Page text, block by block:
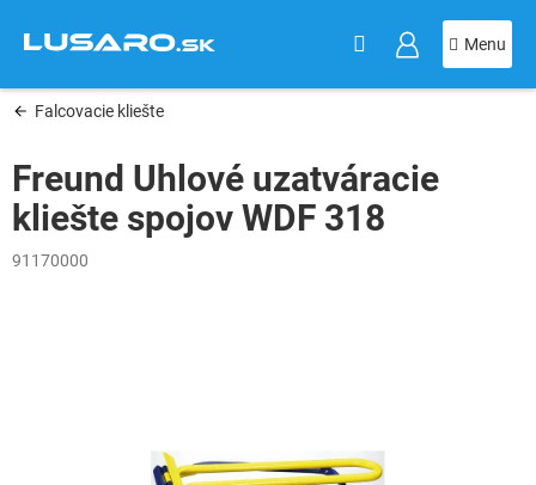
obsah
Falcovacie kliešte
Freund Uhlové uzatváracie
kliešte spojov WDF 318
91170000